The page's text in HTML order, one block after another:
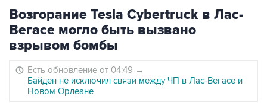
Возгорание Tesla Cybertruck в Лас-
Вегасе могло быть вызвано
взрывом бомбы
Есть обновление от 04:49 →
Байден не исключил связи между ЧП в Лас-Вегасе и
Новом Орлеане